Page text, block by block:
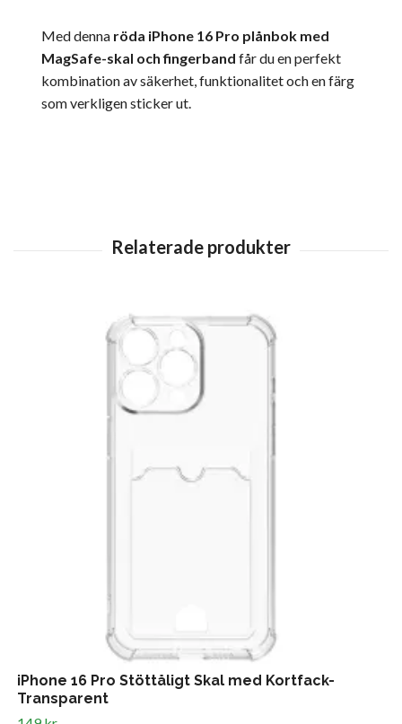
Med denna röda iPhone 16 Pro plånbok med
MagSafe-skal och fingerband får du en perfekt
kombination av säkerhet, funktionalitet och en färg
som verkligen sticker ut.
iPhone 16 Pro Stöttåligt Skal med Kortfack-
Transparent